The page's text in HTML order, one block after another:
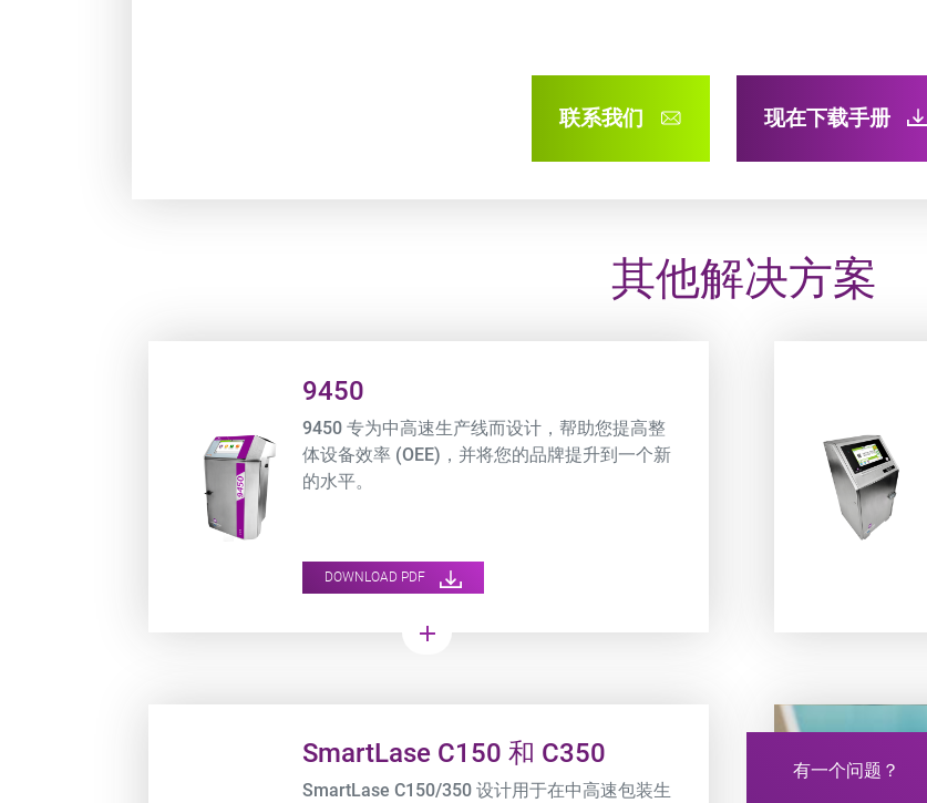
联系我们 现在下载手册
其他解决方案
9450
9450 专为中高速生产线而设计，帮助您提高整
体设备效率 (OEE)，并将您的品牌提升到一个新
的水平。
DOWNLOAD PDF
add
SmartLase C150 和 C350
SmartLase C150/350 设计用于在中高速包装生
有一个问题？